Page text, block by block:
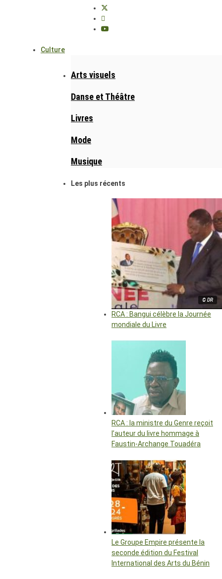
Culture
Arts visuels
Danse et Théâtre
Livres
Mode
Musique
Les plus récents
© DR
RCA : Bangui célèbre la Journée
mondiale du Livre
RCA : la ministre du Genre reçoit
l’auteur du livre hommage à
Faustin-Archange Touadéra
Le Groupe Empire présente la
seconde édition du Festival
International des Arts du Bénin